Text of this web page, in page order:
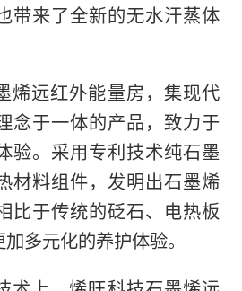
带来了全新的无水汗蒸体
烯远红外能量房，集现代
念于一体的产品，致力于
验。采用专利技术纯石墨
材料组件，发明出石墨烯
比于传统的砭石、电热板
多元化的养护体验。